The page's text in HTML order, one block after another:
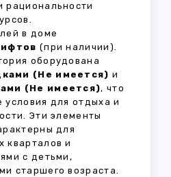
рациональности
в доме
(при наличии).
оборудована
(Не имеется) и
(Не имеется), что
для отдыха и
Эти элементы
для
кварталов и
с детьми,
старшего возраста.